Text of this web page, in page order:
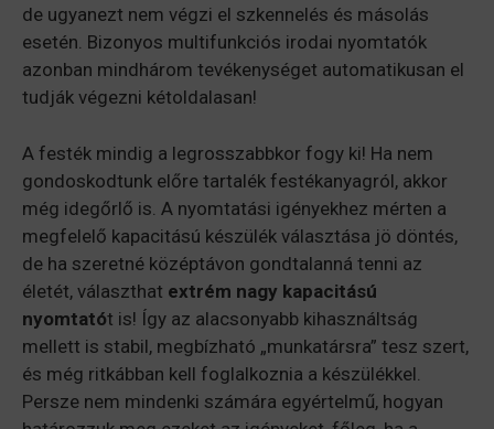
de ugyanezt nem végzi el szkennelés és másolás
esetén. Bizonyos multifunkciós irodai nyomtatók
azonban mindhárom tevékenységet automatikusan el
tudják végezni kétoldalasan!
A festék mindig a legrosszabbkor fogy ki! Ha nem
gondoskodtunk előre tartalék festékanyagról, akkor
még idegőrlő is. A nyomtatási igényekhez mérten a
megfelelő kapacitású készülék választása jö döntés,
de ha szeretné középtávon gondtalanná tenni az
életét, választhat extrém nagy kapacitású
nyomtatót is! Így az alacsonyabb kihasználtság
mellett is stabil, megbízható „munkatársra” tesz szert,
és még ritkábban kell foglalkoznia a készülékkel.
Persze nem mindenki számára egyértelmű, hogyan